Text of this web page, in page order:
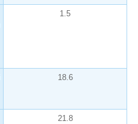
1.5
18.6
21.8